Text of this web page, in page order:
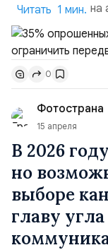
передвижение
ряде регионов
связи с этим
развлекательной
своих
предпочтений в
опрошенных
Читать 1 мин.
0
Фотострана
15 апреля
В 2026
но
выборе
главу